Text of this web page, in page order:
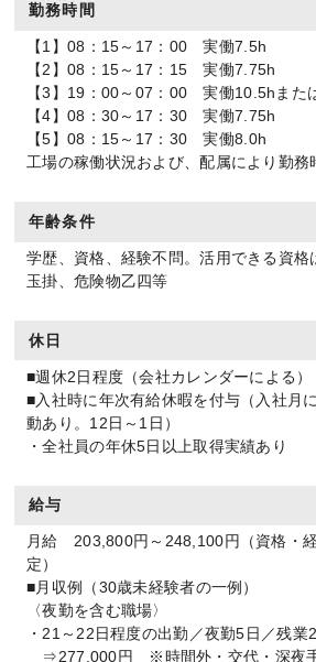
勤務時間
【1】08：15～17：00 実働7.5h
【2】08：15～17：15 実働7.75h
【3】19：00～07：00 実働10.5hまた
【4】08：30～17：30 実働7.75h
【5】08：15～17：30 実働8.0h
工場の稼働状況および、配属により勤務
年齢条件
学歴、資格、経験不問。活用できる資格
玉掛、危険物乙四等
休日
■週休2日程度（会社カレンダーによる）
■入社時に年次有給休暇を付与（入社月
動あり。12日～1日）
・全社員の年休5日以上取得実績あり
給与
月給 203,800円～248,100円（資格・
定）
■月収例（30歳未経験者の一例）
〈夜勤を含む職場〉
・21～22日程度の出勤／夜勤5日／残業
⇒277,000円 ※時間外・交代・深夜